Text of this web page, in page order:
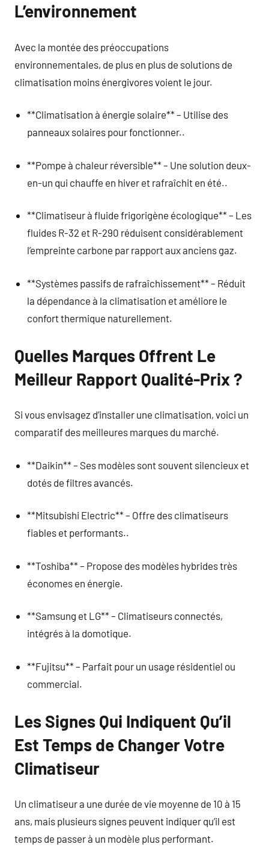
L’environnement
Avec la montée des préoccupations
environnementales, de plus en plus de solutions de
climatisation moins énergivores voient le jour.
**Climatisation à énergie solaire** – Utilise des
panneaux solaires pour fonctionner..
**Pompe à chaleur réversible** – Une solution deux-
en-un qui chauffe en hiver et rafraîchit en été..
**Climatiseur à fluide frigorigène écologique** – Les
fluides R-32 et R-290 réduisent considérablement
l’empreinte carbone par rapport aux anciens gaz.
**Systèmes passifs de rafraîchissement** – Réduit
la dépendance à la climatisation et améliore le
confort thermique naturellement.
Quelles Marques Offrent Le
Meilleur Rapport Qualité-Prix ?
Si vous envisagez d’installer une climatisation, voici un
comparatif des meilleures marques du marché.
**Daikin** – Ses modèles sont souvent silencieux et
dotés de filtres avancés.
**Mitsubishi Electric** – Offre des climatiseurs
fiables et performants..
**Toshiba** – Propose des modèles hybrides très
économes en énergie.
**Samsung et LG** – Climatiseurs connectés,
intégrés à la domotique.
**Fujitsu** – Parfait pour un usage résidentiel ou
commercial.
Les Signes Qui Indiquent Qu’il
Est Temps de Changer Votre
Climatiseur
Un climatiseur a une durée de vie moyenne de 10 à 15
ans, mais plusieurs signes peuvent indiquer qu’il est
temps de passer à un modèle plus performant.